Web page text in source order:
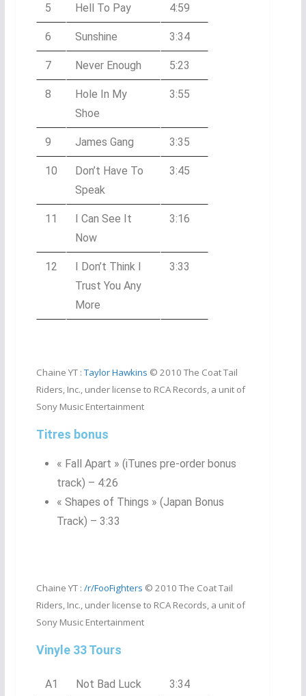
5 Hell To Pay 4:59
6 Sunshine 3:34
7 Never Enough 5:23
8
Hole In My
Shoe
3:55
9 James Gang 3:35
10
Don’t Have To
Speak
3:45
11
I Can See It
Now
3:16
12
I Don’t Think I
Trust You Any
More
3:33
Chaine YT :Taylor Hawkins © 2010 The Coat Tail
Riders, Inc., under license to RCA Records, a unit of
Sony Music Entertainment
Titres bonus
« Fall Apart » (iTunes pre-order bonus
track) – 4:26
« Shapes of Things » (Japan Bonus
Track) – 3:33
Chaine YT : /r/FooFighters © 2010 The Coat Tail
Riders, Inc., under license to RCA Records, a unit of
Sony Music Entertainment
Vinyle 33 Tours
A1 Not Bad Luck 3:34